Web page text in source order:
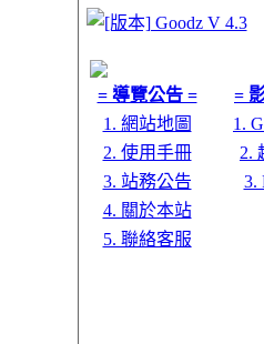
= 導覽公告 = =
1. 網站地圖
1.
2. 使用手冊
2.
3. 站務公告
3.
4. 關於本站
5. 聯絡客服